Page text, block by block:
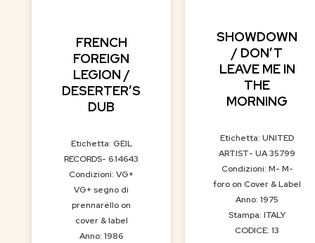
FRENCH
FOREIGN
LEGION /
DESERTER’S
DUB
Etichetta: GEIL
RECORDS- 6.14643
Condizioni: VG+
VG+ segno di
prennarello on
cover & label
Anno: 1986
SHOWDOWN
/ DON’T
LEAVE ME IN
THE
MORNING
Etichetta: UNITED
ARTIST- UA 35799
Condizioni: M- M-
foro on Cover & Label
Anno: 1975
Stampa: ITALY
CODICE: 13